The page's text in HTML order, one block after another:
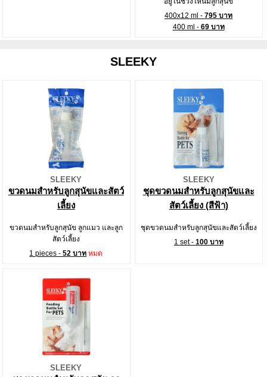
400x12 ml -795 บาท
400 ml - 69 บาท
SLEEKY
SLEEKY
ขวดนมสำหรับลูกสุนัขและสัตว์
เลี้ยง
ขวดนมสำหรับลูกสุนัข ลูกแมว และลูก
สัตว์เลี้ยง
1 pieces -52 บาท หมด
SLEEKY
ชุดขวดนมสำหรับลูกสุนัขและ
สัตว์เลี้ยง (สีฟ้า)
ชุดขวดนมสำหรับลูกสุนัขและสัตว์เลี้ยง
1 set - 100 บาท
SLEEKY